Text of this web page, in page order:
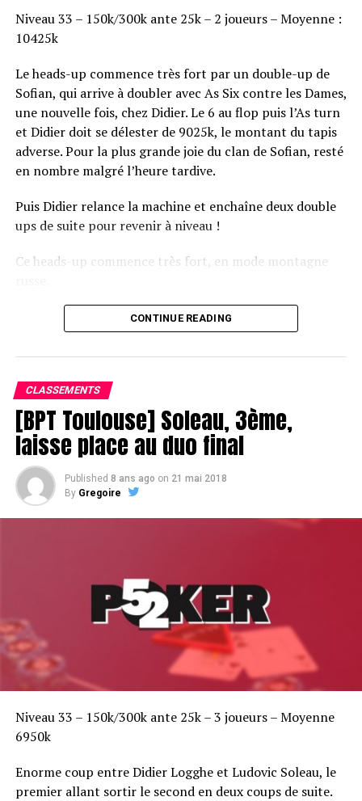
Niveau 33 – 150k/300k ante 25k – 2 joueurs – Moyenne :
10425k
Le heads-up commence très fort par un double-up de
Sofian, qui arrive à doubler avec As Six contre les Dames,
une nouvelle fois, chez Didier. Le 6 au flop puis l’As turn
et Didier doit se délester de 9025k, le montant du tapis
adverse. Pour la plus grande joie du clan de Sofian, resté
en nombre malgré l’heure tardive.
Puis Didier relance la machine et enchaîne deux double
ups de suite pour revenir à niveau !
Ce heads-up commence très fort, en mode montagne
Le champagne va réchauffer si les deux finalistes ne se décident pas !
CONTINUE READING
CLASSEMENTS
[BPT Toulouse] Soleau, 3ème,
laisse place au duo final
Published 8 ans ago on 21 mai 2018
By Gregoire
Niveau 33 – 150k/300k ante 25k – 3 joueurs – Moyenne
6950k
Enorme coup entre Didier Logghe et Ludovic Soleau, le
premier allant sortir le second en deux coups de suite.